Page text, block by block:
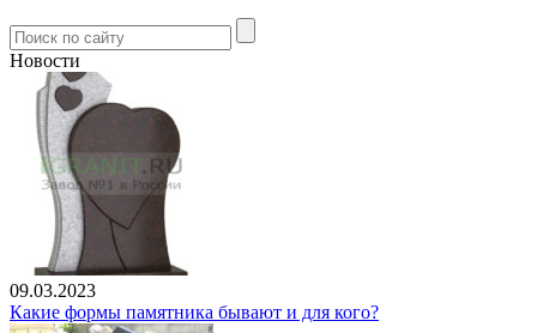
Новости
09.03.2023
Какие формы памятника бывают и для кого?